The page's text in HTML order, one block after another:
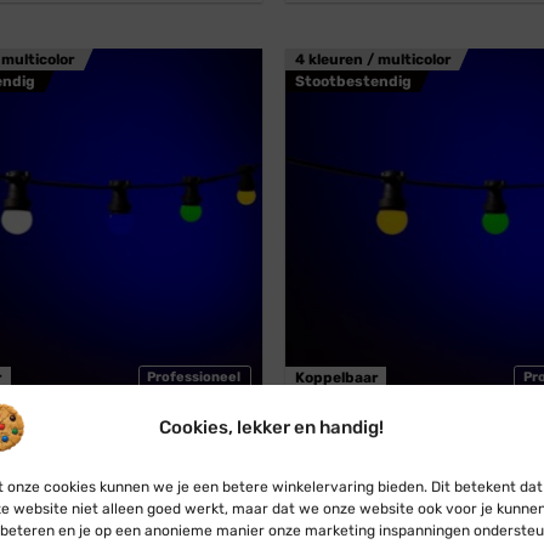
Cookies, lekker en handig!
onze cookies kunnen we je een betere winkelervaring bieden. Dit betekent dat
website niet alleen goed werkt, maar dat we onze website ook voor je
en je op een anonieme manier onze marketing inspanningen
Professioneel
· Lichtsnoer · Koppelbaar ·
Rood Wit Blauw Groen Geel
29,95 €27,95
4 kleuren / multicolor
Stootbestendig
Koppelbaar
Blynx Festoon
Prikkabel · Lichtsnoer ·
Lampen: Rood Geel Groen
Vanaf:€29,95 €27,95